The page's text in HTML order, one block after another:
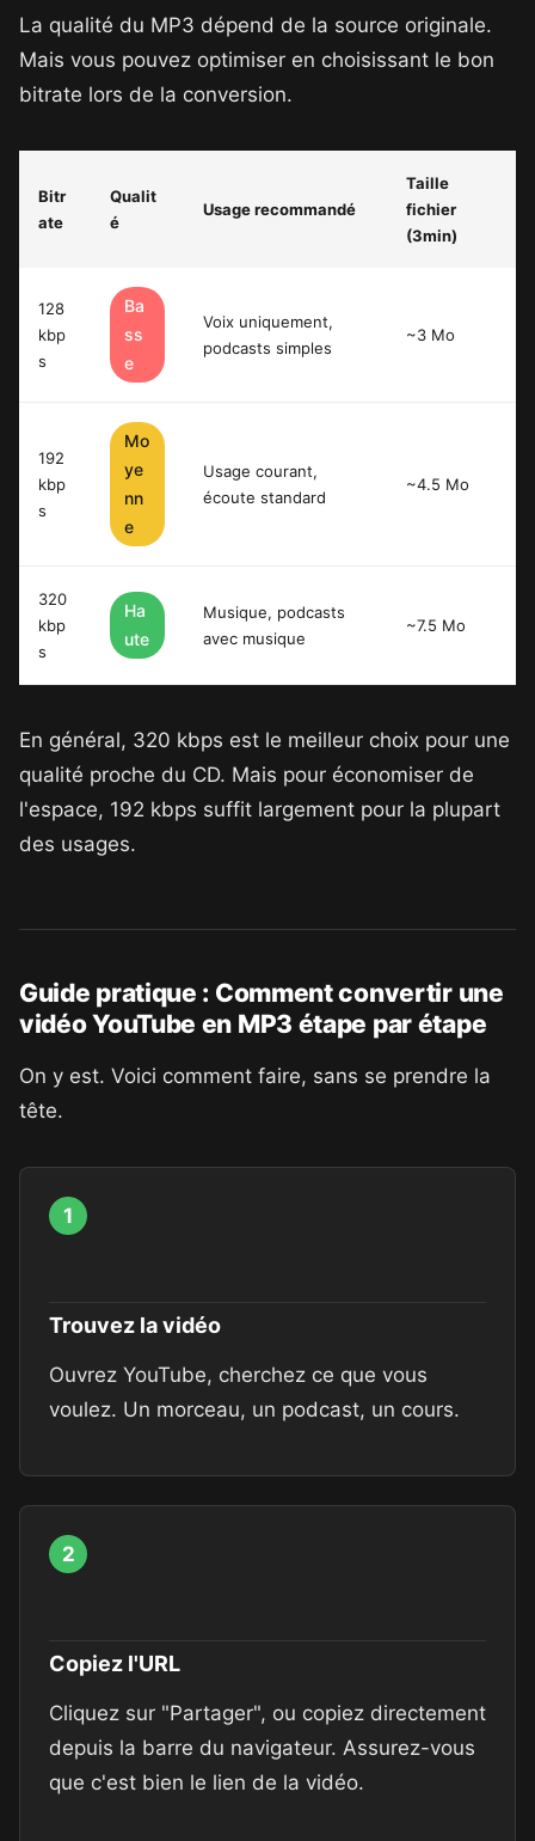
La qualité du MP3 dépend de la source originale.
Mais vous pouvez optimiser en choisissant le bon
bitrate lors de la conversion.
Bitr
ate
Qualit
é
Usage recommandé
Taille
fichier
(3min)
128
kbp
s
Ba
ss
e
Voix uniquement,
podcasts simples
~3 Mo
192
kbp
s
Mo
ye
nn
e
Usage courant,
écoute standard
~4.5 Mo
320
kbp
s
Ha
ute
Musique, podcasts
avec musique
~7.5 Mo
En général, 320 kbps est le meilleur choix pour une
qualité proche du CD. Mais pour économiser de
l'espace, 192 kbps suffit largement pour la plupart
des usages.
Guide pratique : Comment convertir une
vidéo YouTube en MP3 étape par étape
On y est. Voici comment faire, sans se prendre la
tête.
1
Trouvez la vidéo
Ouvrez YouTube, cherchez ce que vous
voulez. Un morceau, un podcast, un cours.
2
Copiez l'URL
Cliquez sur "Partager", ou copiez directement
depuis la barre du navigateur. Assurez-vous
que c'est bien le lien de la vidéo.